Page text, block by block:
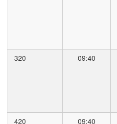
320 09:40
420 09:40